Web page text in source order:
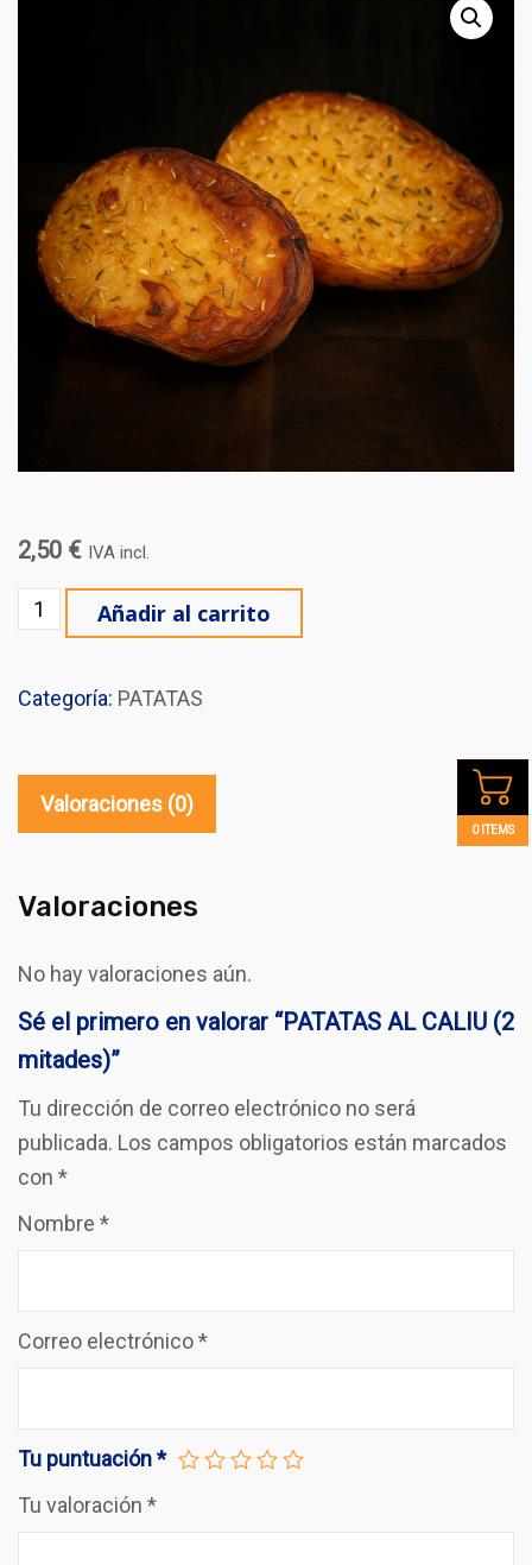
2,50 € IVA incl.
PATATAS AL CALIU (2 mitades) cantidad
Añadir al carrito
Categoría: PATATAS
Valoraciones (0)
Valoraciones
No hay valoraciones aún.
Sé el primero en valorar “PATATAS AL CALIU (2
mitades)”
Tu dirección de correo electrónico no será
publicada. Los campos obligatorios están marcados
con *
Nombre *
Correo electrónico*
Tu puntuación*
Tu valoración *
0 ITEMS